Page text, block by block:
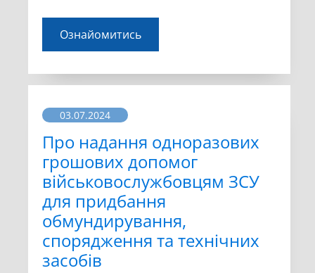
Ознайомитись
03.07.2024
Про надання одноразових
грошових допомог
військовослужбовцям ЗСУ
для придбання
обмундирування,
спорядження та технічних
засобів